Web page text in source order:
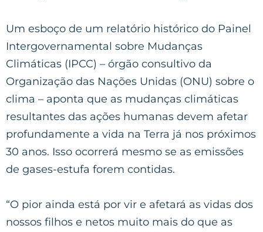
Um esboço de um relatório histórico do Painel
Intergovernamental sobre Mudanças
Climáticas (IPCC) – órgão consultivo da
Organização das Nações Unidas (ONU) sobre o
clima – aponta que as mudanças climáticas
resultantes das ações humanas devem afetar
profundamente a vida na Terra já nos próximos
30 anos. Isso ocorrerá mesmo se as emissões
de gases-estufa forem contidas.
“O pior ainda está por vir e afetará as vidas dos
nossos filhos e netos muito mais do que as